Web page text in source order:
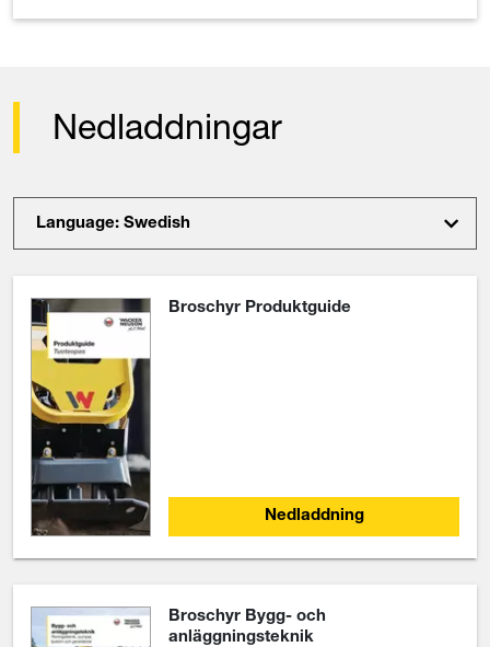
Nedladdningar
Language: Swedish
Broschyr Produktguide
Nedladdning
Broschyr Bygg- och
anläggningsteknik